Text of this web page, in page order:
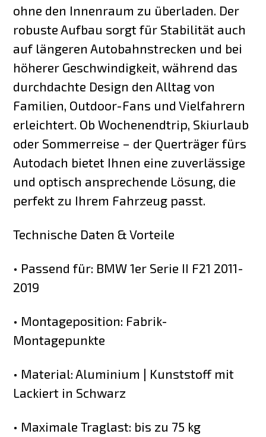
ohne den Innenraum zu überladen. Der
robuste Aufbau sorgt für Stabilität auch
auf längeren Autobahnstrecken und bei
höherer Geschwindigkeit, während das
durchdachte Design den Alltag von
Familien, Outdoor-Fans und Vielfahrern
erleichtert. Ob Wochenendtrip, Skiurlaub
oder Sommerreise – der Querträger fürs
Autodach bietet Ihnen eine zuverlässige
und optisch ansprechende Lösung, die
perfekt zu Ihrem Fahrzeug passt.
Technische Daten & Vorteile
• Passend für: BMW 1er Serie II F21 2011-
2019
• Montageposition: Fabrik-
Montagepunkte
• Material: Aluminium | Kunststoff mit
Lackiert in Schwarz
• Maximale Traglast: bis zu 75 kg